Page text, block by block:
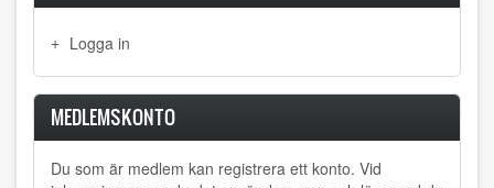
Logga in
MEDLEMSKONTO
Du som är medlem kan registrera ett konto. Vid